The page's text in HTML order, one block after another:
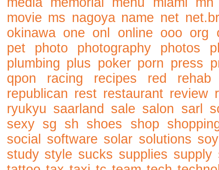
movie ms nagoya name net net.br
okinawa one onl online ooo org
pet
photo photography photos
plumbing plus poker porn press
qpon
racing recipes red
rehab
republican rest restaurant review
ryukyu saarland sale salon sarl
sexy sg sh shoes shop
social
software solar solutions soy
study style sucks supplies supply